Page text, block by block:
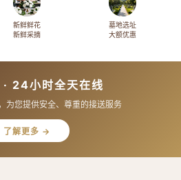
新鲜鲜花
新鲜采摘
墓地选址
大额优惠
· 24小时全天在线
为您提供安全、尊重的接送服务
了解更多 →